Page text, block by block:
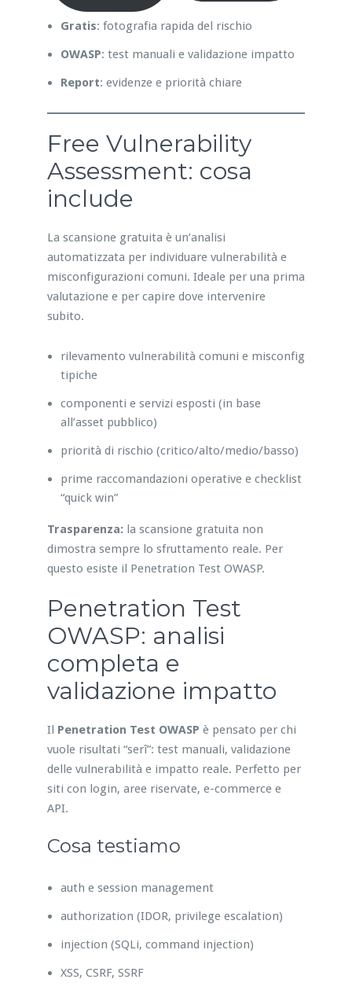
Gratis: fotografia rapida del rischio
OWASP: test manuali e validazione impatto
Report: evidenze e priorità chiare
Free Vulnerability
Assessment: cosa
include
La scansione gratuita è un’analisi
automatizzata per individuare vulnerabilità e
misconfigurazioni comuni. Ideale per una prima
valutazione e per capire dove intervenire
subito.
rilevamento vulnerabilità comuni e misconfig
tipiche
componenti e servizi esposti (in base
all’asset pubblico)
priorità di rischio (critico/alto/medio/basso)
prime raccomandazioni operative e checklist
“quick win”
Trasparenza: la scansione gratuita non
dimostra sempre lo sfruttamento reale. Per
questo esiste il Penetration Test OWASP.
Penetration Test
OWASP: analisi
completa e
validazione impatto
Il Penetration Test OWASP è pensato per chi
vuole risultati “serî”: test manuali, validazione
delle vulnerabilità e impatto reale. Perfetto per
siti con login, aree riservate, e-commerce e
API.
Cosa testiamo
auth e session management
authorization (IDOR, privilege escalation)
injection (SQLi, command injection)
XSS, CSRF, SSRF